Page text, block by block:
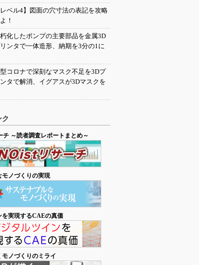
レベル4】図面の穴寸法の表記を攻略
！
化したポンプの主要部品を金属3D
ンタで一体造形、納期を3分の1に
コロナで深刻なマスク不足を3Dプ
ンタで解消、イグアスが3Dマスクを
ク
チ ～読者調査レポートまとめ～
モノづくりの実現
を実現するCAEの真価
ノづくりのミライ